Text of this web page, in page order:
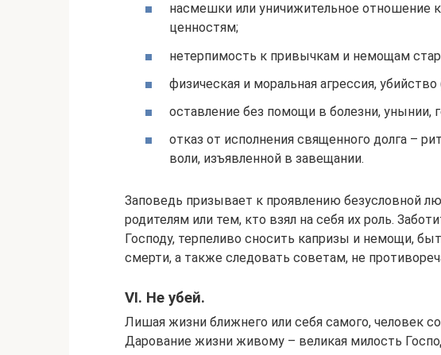
насмешки или уничижительное отношение
ценностям;
нетерпимость к привычкам и немощам
физическая и моральная агрессия,
оставление без помощи в болезни, унынии,
отказ от исполнения священного долга –
воли, изъявленной в завещании.
Заповедь призывает к проявлению безусловной
родителям или тем, кто взял на себя их роль.
Господу, терпеливо сносить капризы и немощи,
смерти, а также следовать советам, не
VI. Не убей.
Лишая жизни ближнего или себя самого, человек
Дарование жизни живому – великая милость